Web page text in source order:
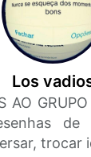
Los
AO
trocar